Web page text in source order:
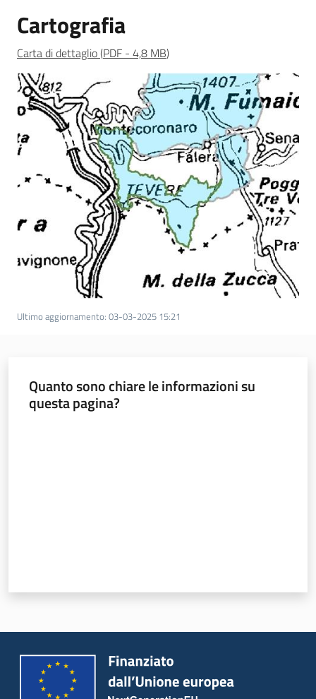
Cartografia
Carta di dettaglio(PDF - 4,8 MB)
Ultimo aggiornamento: 03-03-2025 15:21
Quanto sono chiare le informazioni su
questa pagina?